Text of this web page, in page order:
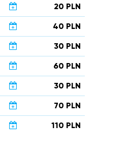
20 PLN
40 PLN
30 PLN
60 PLN
30 PLN
70 PLN
110 PLN